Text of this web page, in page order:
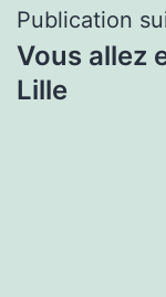
Publication
Vous allez
Lille